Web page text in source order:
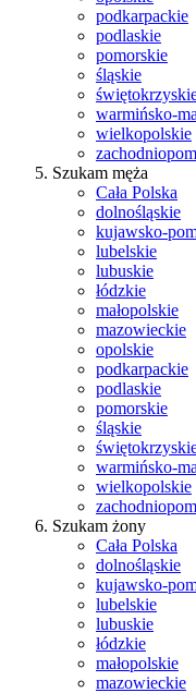
podkarpackie
podlaskie
pomorskie
śląskie
warmińsko-
wielkopolskie
Szukam męża
Cała Polska
dolnośląskie
kujawsko-
lubelskie
lubuskie
łódzkie
małopolskie
mazowieckie
opolskie
podkarpackie
podlaskie
pomorskie
śląskie
warmińsko-
wielkopolskie
Szukam żony
Cała Polska
dolnośląskie
kujawsko-
lubelskie
lubuskie
łódzkie
małopolskie
mazowieckie